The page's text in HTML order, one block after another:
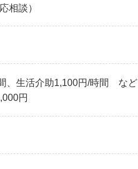
相談）
、生活介助1,100円/時間 など
円